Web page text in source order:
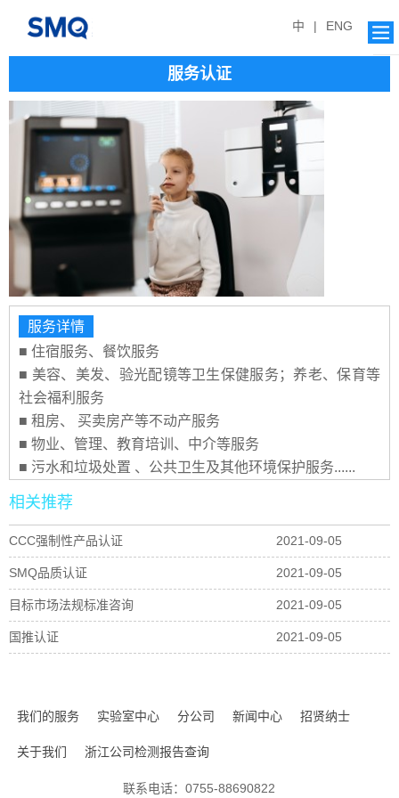
ENG
|
中
服务认证
服务详情
■ 住宿服务、餐饮服务
■ 美容、美发、验光配镜等卫生保健服务；养老、保育等
社会福利服务
■ 租房、 买卖房产等不动产服务
■ 物业、管理、教育培训、中介等服务
■ 污水和垃圾处置 、公共卫生及其他环境保护服务......
相关推荐
CCC强制性产品认证 2021-09-05
SMQ品质认证 2021-09-05
目标市场法规标准咨询 2021-09-05
国推认证 2021-09-05
我们的服务 实验室中心 分公司 新闻中心 招贤纳士
关于我们 浙江公司检测报告查询
联系电话：0755-88690822